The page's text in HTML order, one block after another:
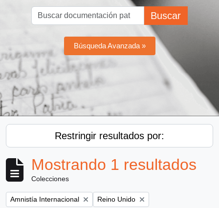
Buscar
Búsqueda Avanzada »
Restringir resultados por:
Mostrando 1 resultados
Colecciones
Remove filter:
Amnistía Internacional Remove filter:
Reino Unido